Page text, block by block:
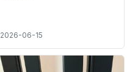
2026-06-15